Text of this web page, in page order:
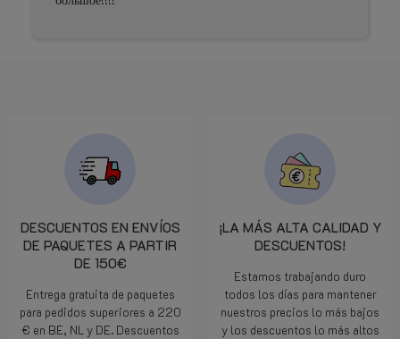
DESCUENTOS EN ENVÍOS
DE PAQUETES A PARTIR
DE 150€
Entrega gratuita de paquetes
para pedidos superiores a 220
€ en BE, NL y DE. Descuentos
¡LA MÁS ALTA CALIDAD Y
DESCUENTOS!
Estamos trabajando duro
todos los días para mantener
nuestros precios lo más bajos
y los descuentos lo más altos